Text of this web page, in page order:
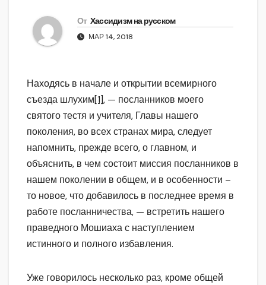
От Хассидизм на русском
МАР 14, 2018
Находясь в начале и открытии всемирного
съезда шлухим[1], — посланников моего
святого тестя и учителя, Главы нашего
поколения, во всех странах мира, следует
напомнить, прежде всего, о главном, и
объяснить, в чем состоит миссия посланников в
нашем поколении в общем, и в особенности –
то новое, что добавилось в последнее время в
работе посланничества, — встретить нашего
праведного Мошиаха с наступлением
истинного и полного избавления.
Уже говорилось несколько раз, кроме общей